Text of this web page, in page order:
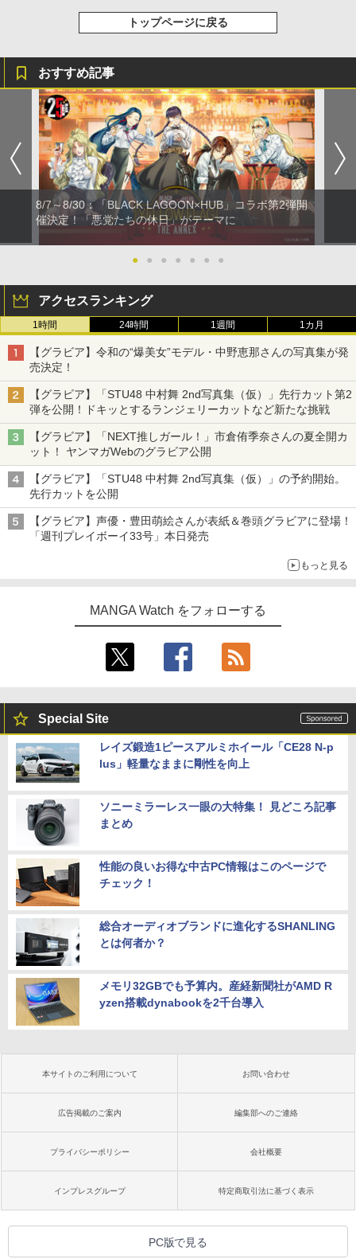
トップページに戻る
おすすめ記事
8/7～8/30：「BLACK LAGOON×HUB」コラボ第2弾開
催決定！「悪党たちの休日」がテーマに
● ● ● ● ● ● ●
アクセスランキング
1時間 24時間 1週間 1カ月
【グラビア】令和の“爆美女”モデル・中野恵那さんの写真集が発
売決定！
【グラビア】「STU48 中村舞 2nd写真集（仮）」先行カット第2
弾を公開！ドキッとするランジェリーカットなど新たな挑戦
【グラビア】「NEXT推しガール！」市倉侑季奈さんの夏全開カ
ット！ ヤンマガWebのグラビア公開
【グラビア】「STU48 中村舞 2nd写真集（仮）」の予約開始。
先行カットを公開
【グラビア】声優・豊田萌絵さんが表紙＆巻頭グラビアに登場！
「週刊プレイボーイ33号」本日発売
もっと見る
MANGA Watch をフォローする
Special Site
レイズ鍛造1ピースアルミホイール「CE28 N-p
lus」軽量なままに剛性を向上
ソニーミラーレス一眼の大特集！ 見どころ記事
まとめ
性能の良いお得な中古PC情報はこのページで
チェック！
総合オーディオブランドに進化するSHANLING
とは何者か？
メモリ32GBでも予算内。産経新聞社がAMD R
yzen搭載dynabookを2千台導入
本サイトのご利用について お問い合わせ
広告掲載のご案内 編集部へのご連絡
プライバシーポリシー 会社概要
インプレスグループ 特定商取引法に基づく表示
PC版で見る